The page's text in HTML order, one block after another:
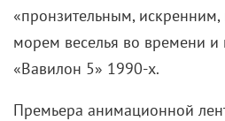
«пронзительным,
морем веселья во времени и
«Вавилон 5» 1990-х.
Премьера анимационной